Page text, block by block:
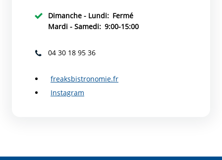
Dimanche - Lundi: Fermé
Mardi - Samedi: 9:00-15:00
04 30 18 95 36
freaksbistronomie.fr
Instagram